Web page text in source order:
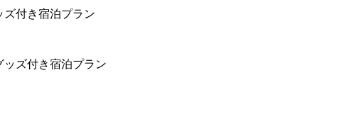
付き宿泊プラン
ズ付き宿泊プラン